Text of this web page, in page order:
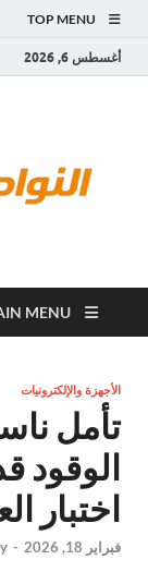
TOP MENU
أغسطس 6, 2026
MENU
الأجهزة والإلكترونيات
تأمل
الوقود
اختبار
فبراير 18, 2026 -